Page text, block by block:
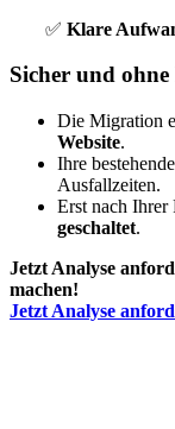
✅ Klare
Sicher und
Die Migration
Website.
Ihre
Ausfallzeiten.
Erst nach Ihrer
geschaltet.
Jetzt Analyse
machen!
Jetzt Analyse